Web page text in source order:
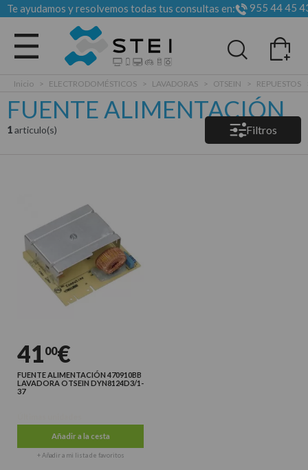
Te ayudamos y resolvemos todas tus consultas en: 955 44 45
Todas las categorias
Inicio > ELECTRODOMÉSTICOS > LAVADORAS > OTSEIN > REPUESTOS
FUENTE ALIMENTACIÓN
1articulo(s) Filtros
4100€
FUENTE ALIMENTACIÓN 470910BB
LAVADORA OTSEIN DYN8124D3/1-
37
Añadir a la cesta
+ Añadir a mi lista de favoritos